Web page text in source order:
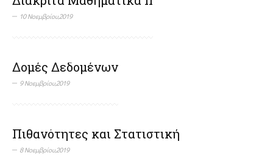
10 Νοεμβρίου,2019
Δομές Δεδομένων
9 Νοεμβρίου,2019
Πιθανότητες και Στατιστική
8 Νοεμβρίου,2019